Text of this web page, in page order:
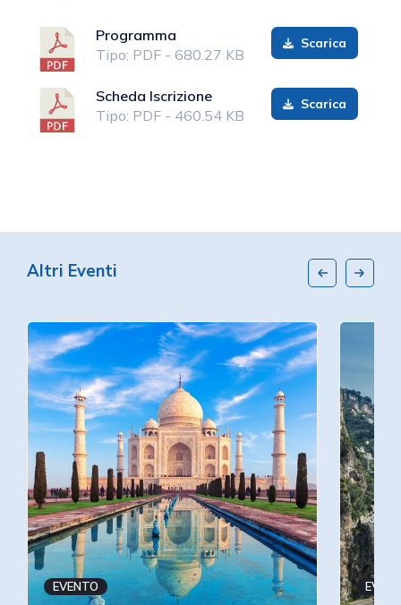
Programma
Tipo: PDF - 680.27 KB
Scarica
Scheda Iscrizione
Tipo: PDF - 460.54 KB
Scarica
Altri Eventi
EVENTO